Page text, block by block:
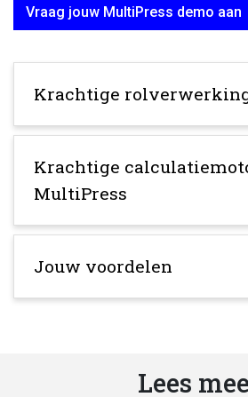
Vraag jouw MultiPress demo aan
Krachtige
Krachtige
MultiPress
Jouw voordelen
Lees